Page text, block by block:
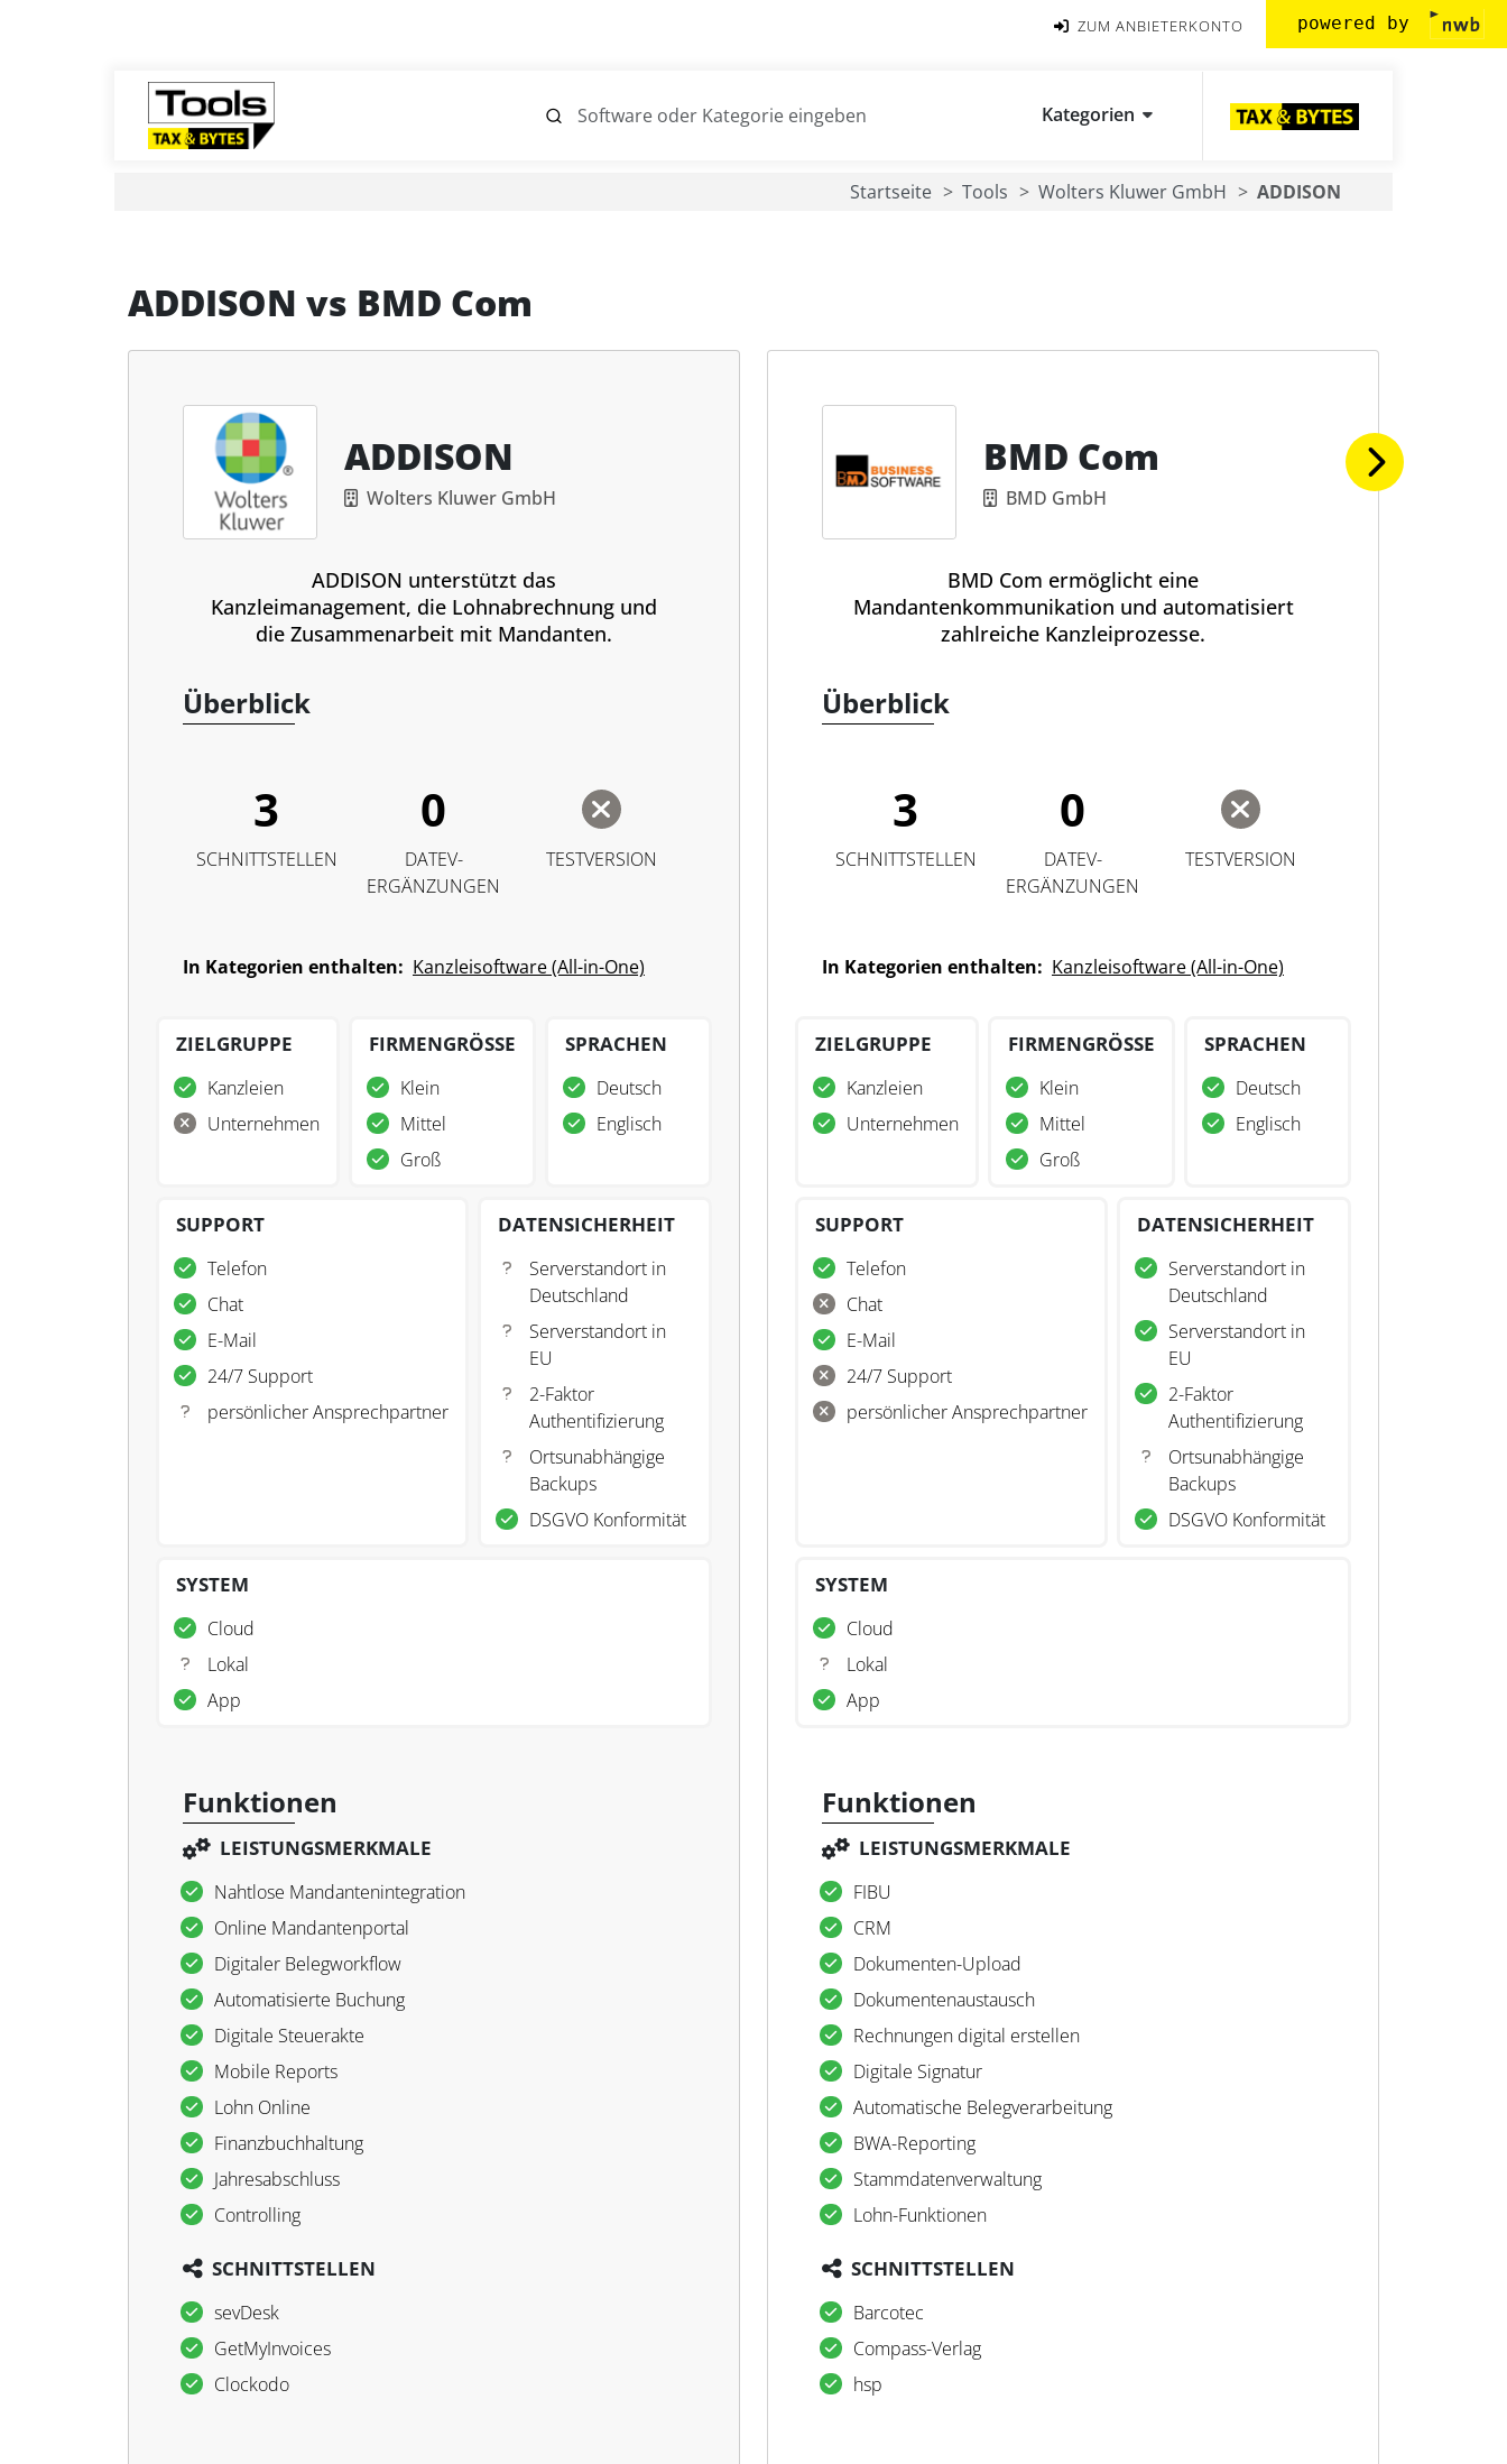
ZUM ANBIETERKONTO powered by
Kategorien
Startseite Tools Wolters Kluwer GmbH ADDISON
ADDISON vs BMD Com
ADDISON
Wolters Kluwer GmbH
ADDISON unterstützt das
Kanzleimanagement, die Lohnabrechnung und
die Zusammenarbeit mit Mandanten.
Überblick
3
SCHNITTSTELLEN
0
DATEV-
ERGÄNZUNGEN
TESTVERSION
In Kategorien enthalten: Kanzleisoftware (All-in-One)
ZIELGRUPPE
Kanzleien
Unternehmen
FIRMENGRÖSSE
Klein
Mittel
Groß
SPRACHEN
Deutsch
Englisch
SUPPORT
Telefon
Chat
E-Mail
24/7 Support
persönlicher Ansprechpartner
DATENSICHERHEIT
Serverstandort in
Deutschland
Serverstandort in
EU
2-Faktor
Authentifizierung
Ortsunabhängige
Backups
DSGVO Konformität
SYSTEM
Cloud
Lokal
App
Funktionen
LEISTUNGSMERKMALE
Nahtlose Mandantenintegration
Online Mandantenportal
Digitaler Belegworkflow
Automatisierte Buchung
Digitale Steuerakte
Mobile Reports
Lohn Online
Finanzbuchhaltung
Jahresabschluss
Controlling
SCHNITTSTELLEN
sevDesk
GetMyInvoices
Clockodo
BMD Com
BMD GmbH
BMD Com ermöglicht eine
Mandantenkommunikation und automatisiert
zahlreiche Kanzleiprozesse.
Überblick
3
SCHNITTSTELLEN
0
DATEV-
ERGÄNZUNGEN
TESTVERSION
In Kategorien enthalten: Kanzleisoftware (All-in-One)
ZIELGRUPPE
Kanzleien
Unternehmen
FIRMENGRÖSSE
Klein
Mittel
Groß
SPRACHEN
Deutsch
Englisch
SUPPORT
Telefon
Chat
E-Mail
24/7 Support
persönlicher Ansprechpartner
DATENSICHERHEIT
Serverstandort in
Deutschland
Serverstandort in
EU
2-Faktor
Authentifizierung
Ortsunabhängige
Backups
DSGVO Konformität
SYSTEM
Cloud
Lokal
App
Funktionen
LEISTUNGSMERKMALE
FIBU
CRM
Dokumenten-Upload
Dokumentenaustausch
Rechnungen digital erstellen
Digitale Signatur
Automatische Belegverarbeitung
BWA-Reporting
Stammdatenverwaltung
Lohn-Funktionen
SCHNITTSTELLEN
Barcotec
Compass-Verlag
hsp